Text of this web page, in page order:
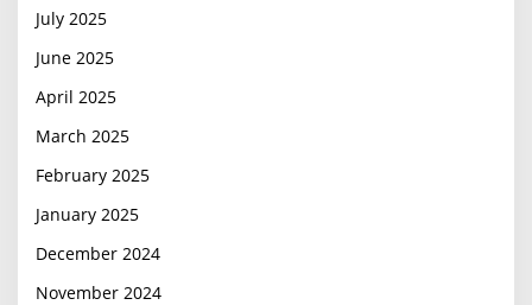
July 2025
June 2025
April 2025
March 2025
February 2025
January 2025
December 2024
November 2024